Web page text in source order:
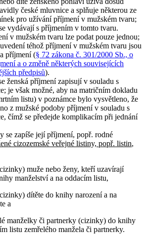
české mluvnice a splňuje některou ze
pro užívání příjmení v mužském tvaru;
vydávají s příjmením v tomto tvaru.
v mužském tvaru lze podat pouze jednou;
téhož příjmení v mužském tvaru jsou
příjmení (§ 72 zákona č. 301/2000 Sb., o
a o změně některých souvisejících
předpisů).
ženská příjmení zapisují v souladu s
je však možné, aby na matričním dokladu
listu) v poznámce bylo vysvětleno, že
z mužské podoby příjmení v souladu s
čímž se předejde komplikacím při jednání
se zapíše její příjmení, popř. rodné
cizozemské veřejné listiny, popř. listin,
muže nebo ženy, kteří uzavírají
manželství a na oddacím listu,
dítěte do knihy narození a na
a
manželky či partnerky (cizinky) do knihy
listu zemřelého manžela či partnerky.